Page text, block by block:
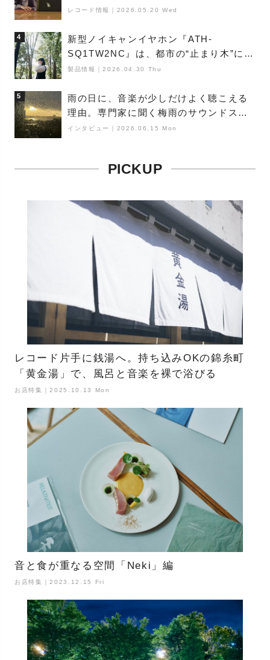
レコード情報 2026.05.20 Wed
4
新型ノイキャンイヤホン『ATH-
SQ1TW2NC』は、都市の“止まり木”にな
り得るーシンガーソングライター浮
製品情報 ｜2026.04.30 Thu
5
雨の日に、音楽が少しだけよく聴こえる
理由。専門家に聞く梅雨のサウンドス
ケープ
インタビュー 2026.06.15 Mon
PICKUP
レコード片手に銭湯へ。持ち込みOKの錦糸町
「黄金湯」で、風呂と音楽を裸で浴びる
お店特集｜2025.10.13 Mon
音と食が重なる空間「Neki」編
お店特集｜2023.12.15 Fri